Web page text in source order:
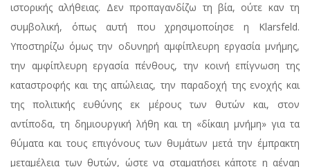
ιστορικής αλήθειας. Δεν προπαγανδίζω τη βία, ούτε καν τη
συμβολική, όπως αυτή που χρησιμοποίησε η Klarsfeld.
Υποστηρίζω όμως την οδυνηρή αμφίπλευρη εργασία μνήμης,
την αμφίπλευρη εργασία πένθους, την κοινή επίγνωση της
καταστροφής και της απώλειας, την παραδοχή της ενοχής και
της πολιτικής ευθύνης εκ μέρους των θυτών και, στον
αντίποδα, τη δημιουργική λήθη και τη «δίκαιη μνήμη» για τα
θύματα και τους επιγόνους των θυμάτων μετά την έμπρακτη
μεταμέλεια των θυτών, ώστε να σταματήσει κάποτε η αέναη